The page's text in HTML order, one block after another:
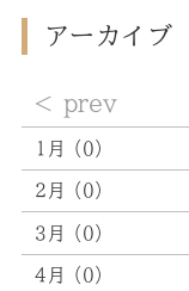
アーカイブ
prev
1月（0）
2月（0）
3月（0）
4月（0）